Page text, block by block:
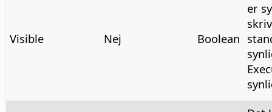
Visible Nej Boolean
er